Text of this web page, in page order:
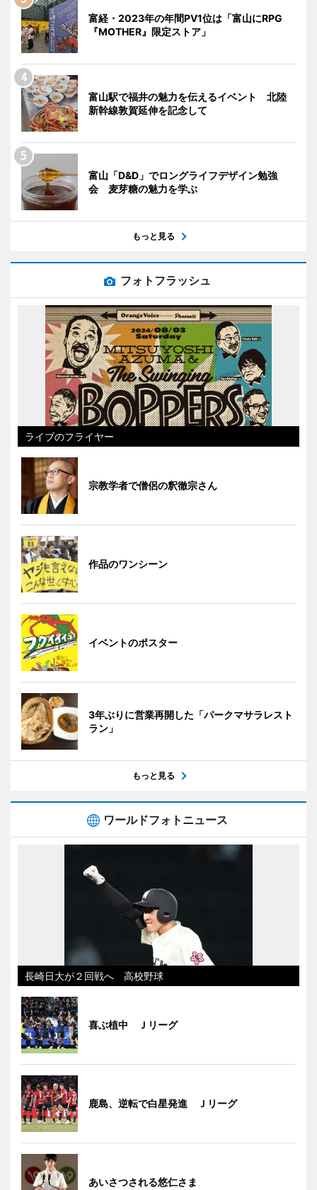
富経・2023年の年間PV1位は「富山にRPG
『MOTHER』限定ストア」
富山駅で福井の魅力を伝えるイベント 北陸
新幹線敦賀延伸を記念して
富山「D&D」でロングライフデザイン勉強
会 麦芽糖の魅力を学ぶ
もっと見る
フォトフラッシュ
ライブのフライヤー
宗教学者で僧侶の釈徹宗さん
作品のワンシーン
イベントのポスター
3年ぶりに営業再開した「パークマサラレスト
ラン」
もっと見る
ワールドフォトニュース
長崎日大が２回戦へ 高校野球
喜ぶ植中 Ｊリーグ
鹿島、逆転で白星発進 Ｊリーグ
あいさつされる悠仁さま